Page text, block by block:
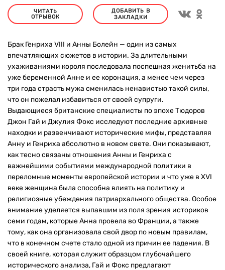
ЧИТАТЬ
ОТРЫВОК
ДОБАВИТЬ В
ЗАКЛАДКИ
Брак Генриха VIII и Анны Болейн — один из самых
впечатляющих сюжетов в истории. За длительными
ухаживаниями короля последовала поспешная женитьба на
уже беременной Анне и ее коронация, а менее чем через
три года страсть мужа сменилась ненавистью такой силы,
что он пожелал избавиться от своей супруги.
Выдающиеся британские специалисты по эпохе Тюдоров
Джон Гай и Джулия Фокс исследуют последние архивные
находки и развенчивают исторические мифы, представляя
Анну и Генриха абсолютно в новом свете. Они показывают,
как тесно связаны отношения Анны и Генриха с
важнейшими событиями международной политики в
переломные моменты европейской истории и что уже в XVI
веке женщина была способна влиять на политику и
религиозные убеждения патриархального общества. Особое
внимание уделяется выпавшим из поля зрения историков
семи годам, которые Анна провела во Франции, а также
тому, как она организовала свой двор по новым правилам,
что в конечном счете стало одной из причин ее падения. В
своей книге, которая служит образцом глубочайшего
исторического анализа, Гай и Фокс предлагают